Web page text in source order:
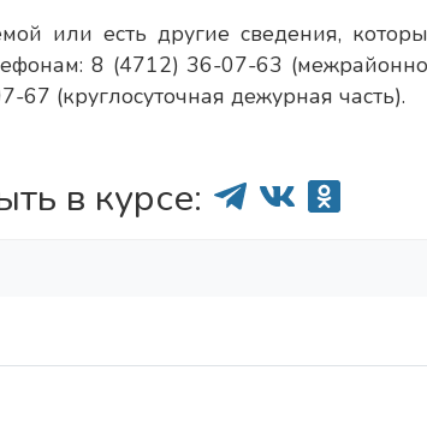
или есть другие сведения,
8 (4712) 36-07-63
(круглосуточная дежурная часть).
в курсе: